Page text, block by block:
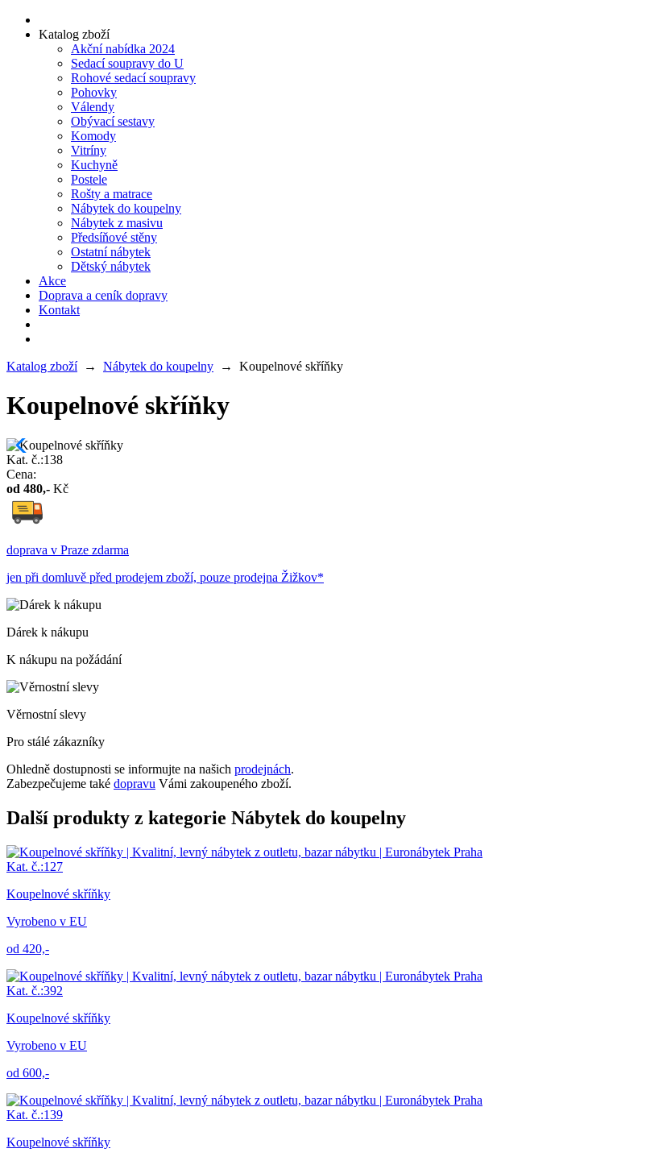
Katalog zboží
Akční nabídka 2024
Sedací soupravy do U
Rohové sedací soupravy
Pohovky
Válendy
Obývací sestavy
Komody
Vitríny
Kuchyně
Postele
Rošty a matrace
Nábytek do koupelny
Nábytek z masivu
Předsíňové stěny
Ostatní nábytek
Dětský nábytek
Akce
Doprava a ceník dopravy
Kontakt
Katalog zboží→ Nábytek do koupelny → Koupelnové skříňky
Koupelnové skříňky
Kat. č.:138
Cena:
od 480,- Kč
doprava v Praze zdarma
jen při domluvě před prodejem zboží, pouze prodejna Žižkov*
Dárek k nákupu
K nákupu na požádání
Věrnostní slevy
Pro stálé zákazníky
Ohledně dostupnosti se informujte na našich prodejnách.
Zabezpečujeme také dopravu Vámi zakoupeného zboží.
Další produkty z kategorie Nábytek do koupelny
Kat. č.:127
Koupelnové skříňky
Vyrobeno v EU
od 420,-
Kat. č.:392
Koupelnové skříňky
Vyrobeno v EU
od 600,-
Kat. č.:139
Koupelnové skříňky